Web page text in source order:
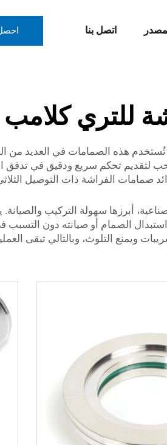
اتصل بنا
للتري كلامب
هذه الصمامات في العديد من
لتقديم تحكم سريع ودقيق في
صمامات الفراشة ذات التوصيل
أبرزها سهولة التركيب
الصمام أو صيانته دون التسبب
ويمنع التلوث، وبالتالي تبقى